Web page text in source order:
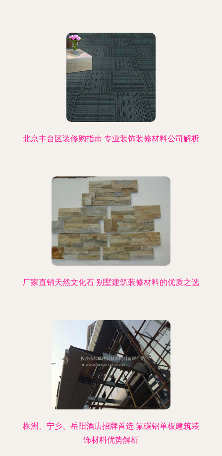
北京丰台区装修购指南 专业装饰装修材料公司解析
厂家直销天然文化石 别墅建筑装修材料的优质之选
株洲、宁乡、岳阳酒店招牌首选 氟碳铝单板建筑装
饰材料优势解析